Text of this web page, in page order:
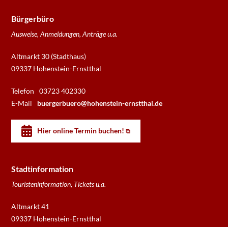
Bürgerbüro
Ausweise, Anmeldungen, Anträge u.a.
Altmarkt 30 (Stadthaus)
09337 Hohenstein-Ernstthal
Telefon
03723 402330
E-Mail
buergerbuero@hohenstein-ernstthal.de
Hier online Termin buchen!
Stadtinformation
Touristeninformation, Tickets u.a.
Altmarkt 41
09337 Hohenstein-Ernstthal